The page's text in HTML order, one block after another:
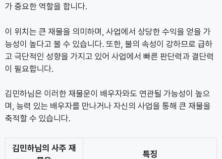
가 중요한 역할을 합니다.
이 위치는 큰 재물을 의미하며, 사업에서 상당한 수익을 얻을 가
능성이 높다고 볼 수 있습니다. 또한, 불의 속성이 강하므로 급하
고 극단적인 성향을 가지고 있어 사업에서 빠른 판단력과 결단력
이 필요합니다.
김민하님은 이러한 재물운이 배우자와도 연관될 가능성이 높으
며, 능력 있는 배우자를 만나거나 자신의 사업을 통해 큰 재물을
축적할 수 있습니다.
김민하님의 사주 재
특징